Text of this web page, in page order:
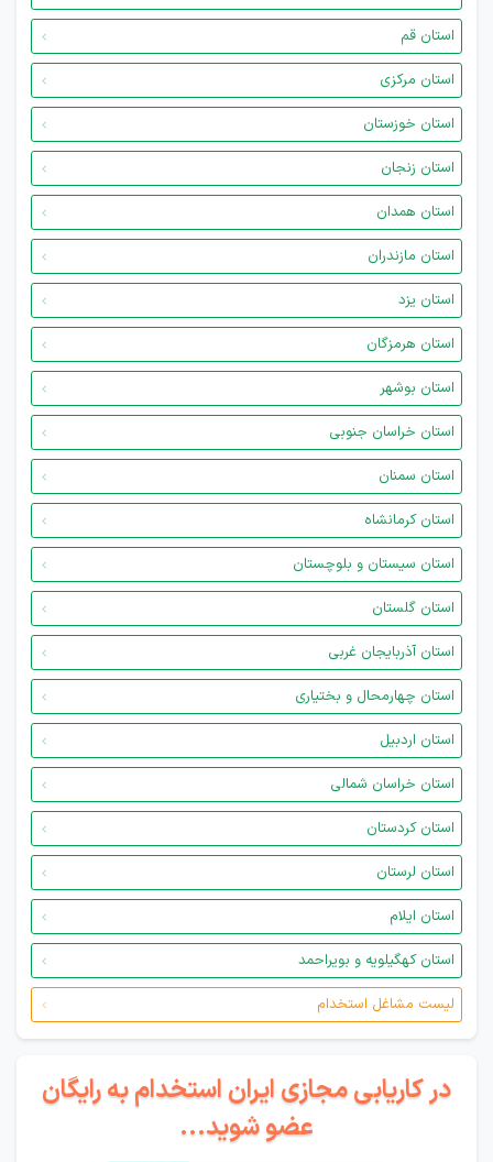
استان قم
استان مرکزی
استان خوزستان
استان زنجان
استان همدان
استان مازندران
استان یزد
استان هرمزگان
استان بوشهر
استان خراسان جنوبی
استان سمنان
استان کرمانشاه
استان سیستان و بلوچستان
استان گلستان
استان آذربایجان غربی
استان چهارمحال و بختیاری
استان اردبیل
استان خراسان شمالی
استان کردستان
استان لرستان
استان ایلام
استان کهگیلویه و بویراحمد
لیست مشاغل استخدام
در کاریابی مجازی ایران استخدام به رایگان
عضو شوید...